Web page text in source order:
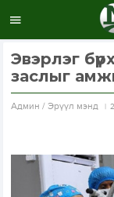
Эвэрлэг
заслыг
Aдмин / Эрүүл мэнд